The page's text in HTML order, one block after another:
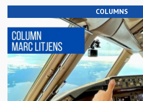
COLUMNS